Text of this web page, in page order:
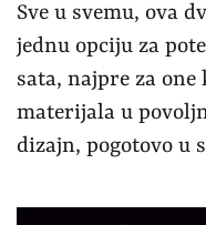
Sve u svemu, ova
jednu opciju za
sata, najpre za
materijala u
dizajn, pogotovo u